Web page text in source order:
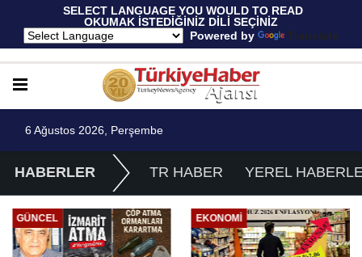
SELECT LANGUAGE YOU WOULD TO READ
OKUMAK İSTEDİĞİNİZ DİLİ SEÇİNİZ
Powered by
Translate
6 Ağustos 2026, Perşembe
HABERLER TR HABER YEREL
GÜNCEL EKONOMI